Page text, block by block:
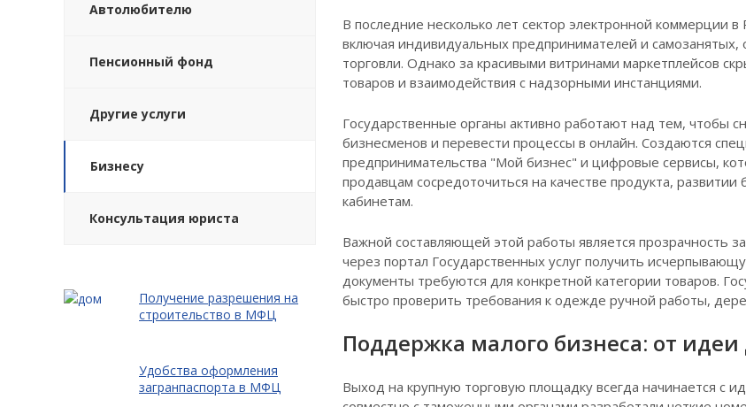
В последние несколько лет сектор электронной коммерции
включая индивидуальных предпринимателей и
торговли. Однако за красивыми витринами маркетплейсов
товаров и взаимодействия с надзорными инстанциями.
Государственные органы активно работают над тем, чтобы
бизнесменов и перевести процессы в онлайн. Создаются
предпринимательства "Мой бизнес" и цифровые сервисы,
продавцам сосредоточиться на качестве продукта,
кабинетам.
Важной составляющей этой работы является прозрачность
через портал Государственных услуг получить
документы требуются для конкретной категории товаров.
быстро проверить требования к одежде ручной работы,
Поддержка малого бизнеса: от
Выход на крупную торговую площадку всегда начинается с
Автолюбителю
Пенсионный фонд
Другие услуги
Бизнесу
Консультация юриста
Получение разрешения на
строительство в МФЦ
Удобства оформления
загранпаспорта в МФЦ